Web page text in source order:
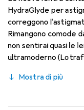
HydraGlyde per
correggono
Rimangono comode
non sentirai quasi le
ultramoderno
Moisture Matrix e la
conosci. Un comfort
Mostra di più